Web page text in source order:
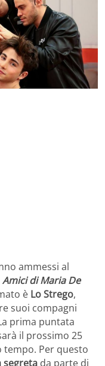
ammessi al
Amici di Maria De
è Lo Strego,
suoi compagni
prima puntata
il prossimo 25
tempo. Per questo
segreta da parte di